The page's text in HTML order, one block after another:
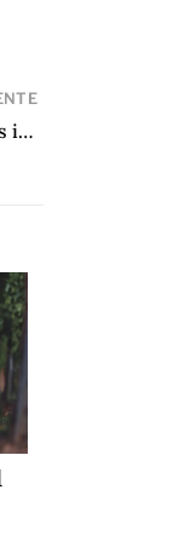
From prepoems in postspanish and other poems by Jorgenrique Adoum, translated by Katherine M. Hedeen and Víctor Rodríguez Núñez